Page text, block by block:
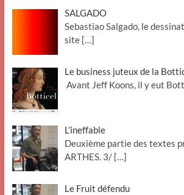
SALGADO
Sebastiao Salgado, le
site […]
Le business juteux de la
Avant Jeff Koons, il y eut
L’ineffable
Deuxième partie des textes
ARTHES. 3/ […]
Le Fruit défendu